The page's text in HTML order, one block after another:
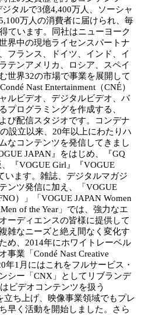
タルで3億4,400万人、ソーシャ
万人の消費者に届けられ、毎
ています。同社はニューヨーク
界中の現地ライセンスパートナ
フランス、ドイツ、インド、イ
テンアメリカ、ロシア、スペイ
世界32の市場で事業を展開して
Nast Entertainment（CNÉ）
ルビデオ、デジタルビデオ、バ
プログラミングを作成する、
び配信スタジオです。コンデナ
設立以来、20年以上にわたりハ
なコンテンツを発信してきまし
JAPAN』をはじめ、『GQ
『VOGUE Girl』『VOGUE
います。雑誌、デジタルマガジ
ンツ発信に加え、「VOGUE
）」「VOGUE JAPAN Women
of the Year」では、強力なエ
ーディエンスの皆様に提供して
雑なニーズと絶え間なく変化す
め、2014年にホワイトレーベル
事業「Condé Nast Creative
年1月にはこれをフルサービス・
シー「CNX」としてリブランデ
ビデオコンテンツを扱う
立ち上げ、映像事業領域でもプレ
早く活動を開始しました。さら